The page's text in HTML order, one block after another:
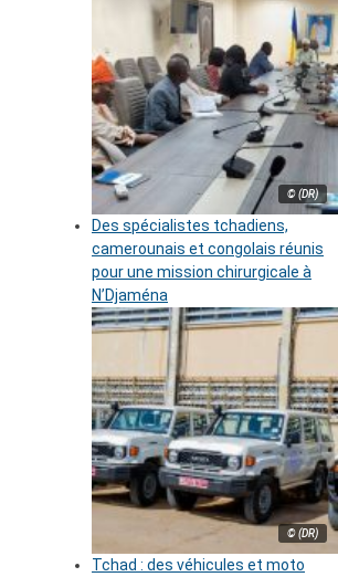
© (DR)
Des spécialistes tchadiens,
camerounais et congolais réunis
pour une mission chirurgicale à
N’Djaména
© (DR)
Tchad : des véhicules et moto